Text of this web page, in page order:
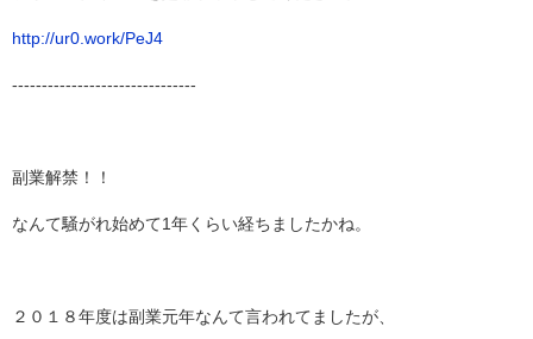
http://ur0.work/PeJ4
-------------------------------
副業解禁！！
なんて騒がれ始めて1年くらい経ちましたかね。
２０１８年度は副業元年なんて言われてましたが、